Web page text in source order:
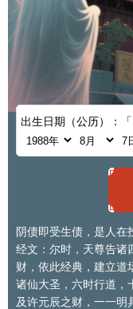
出生日期（公历）：「
阴债即受生债，是人在
经文：尔时，天尊告诸
财，依此经典，建立道
诸仙大圣，六时行道，
及许元辰之财，一一明